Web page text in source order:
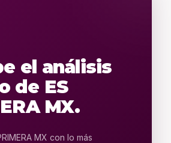
el análisis
de ES
MX.
MX con lo más